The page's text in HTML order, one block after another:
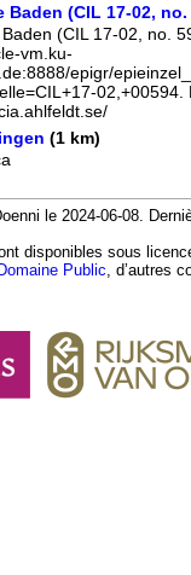
Baden (CIL 17-02, no.
(CIL 17-02, no.
vm.ku-
epigr/
02,+00594.
(1 km)
le 2024-06-08.
disponibles sous
Public , d’autres